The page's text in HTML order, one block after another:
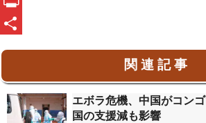
beauP
関 連 記 事
エボラ危機、中国がコン
国の支援減も影響